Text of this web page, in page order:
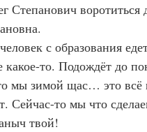
Степанович
с образования
то. Подождёт до
мы зимой щас… это всё
Сейчас-то мы что
твой!